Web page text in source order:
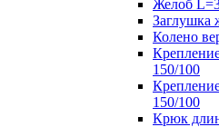
Желоб
Заглушка
Колено
150/100
150/100
Крюк